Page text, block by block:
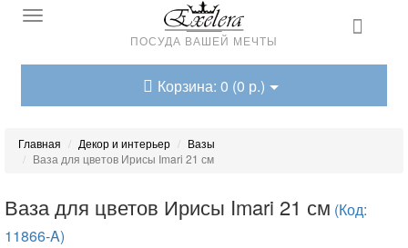
ПОСУДА ВАШЕЙ МЕЧТЫ
Корзина: 0 (0 р.)
Главная Декор и интерьер
Вазы
Ваза для цветов Ирисы Imari 21 см
Ваза для цветов Ирисы Imari 21 см (Код:
11866-A)